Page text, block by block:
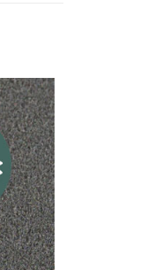
四大超商
單，請聯
過AFTEE
若有關於
先享後
home
務完成之